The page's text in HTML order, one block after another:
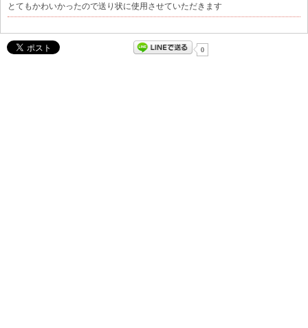
とてもかわいかったので送り状に使用させていただきます
0